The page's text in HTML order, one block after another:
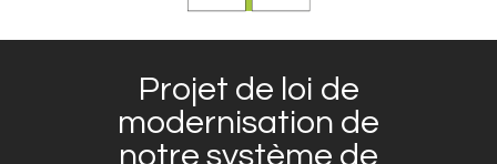
Projet de loi de
modernisation de
notre système de